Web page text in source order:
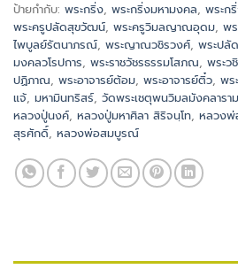
ป้ายกำกับ: พระกริ่ง, พระกริ่งมหามงคล, พระก
พระครูปลัดสุขวัฒน์, พระครูวิมลญาณอุดม, พ
ไพบูลย์รัตนาภรณ์, พระญาณวชิรวงศ์, พระปลั
มงคลวโรปการ, พระราชวัชรธรรมโสภณ, พระ
ปฏิภาณ, พระอาจารย์ต้อม, พระอาจารย์ติ๋ว, พร
แจ้, มหามินทริสร์, วัดพระเชตุพนวิมลมังคลาราม
หลวงปู่นงค์, หลวงปู่มหาศิลา สิริจนฺโท, หลวงพ่
สุรศักดิ์, หลวงพ่อสมบูรณ์